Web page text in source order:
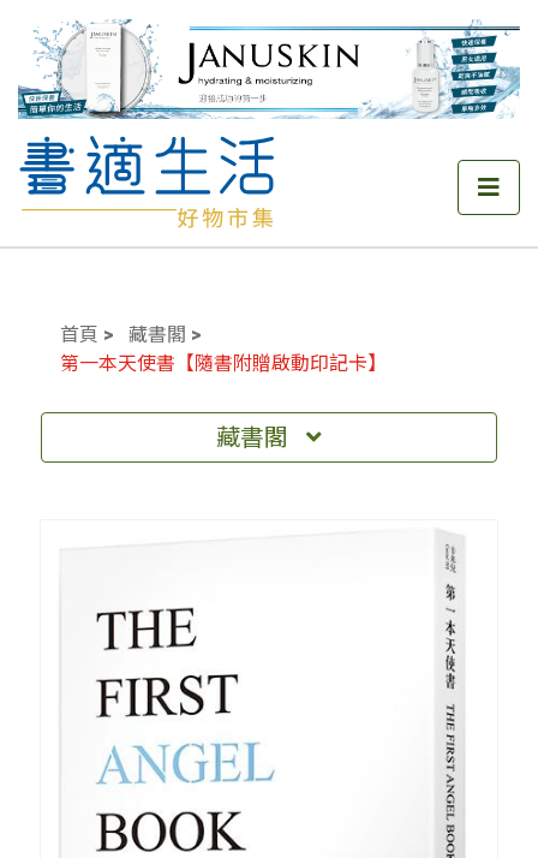
首頁
藏書閣
第一本天使書【隨書附贈啟動印記卡】
藏書閣